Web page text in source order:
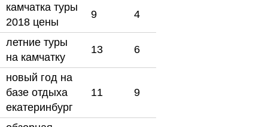
камчатка туры
2018 цены
9 4
летние туры
на камчатку
13 6
новый год на
базе отдыха
екатеринбург
11 9